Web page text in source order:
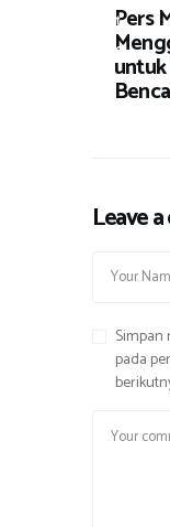
t
a
Pers
Leave
Simpan
pada